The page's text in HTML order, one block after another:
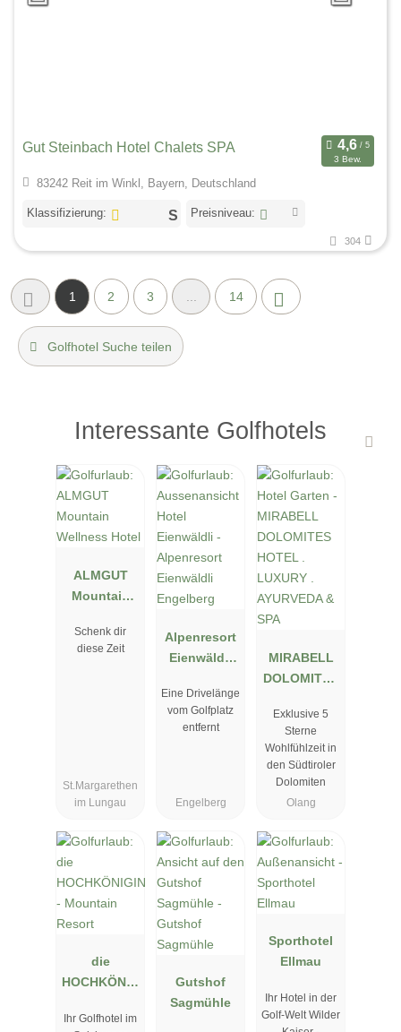
Gut Steinbach Hotel Chalets SPA
3 Bew.
83242 Reit im Winkl, Bayern, Deutschland
Klassifizierung: Preisniveau:
304
1 2 3 14
Golfhotel Suche teilen
Interessante Golfhotels
ALMGUT
Mountain
Hotel
Schenk dir
diese Zeit
St.Margarethen
im Lungau
Alpenresort
Eienwäldli
Eine Drivelänge
vom Golfplatz
entfernt
Engelberg
MIRABELL
DOLOMITES
LUXURY .
& SPA
Exklusive 5
Sterne
Wohlfühlzeit in
den Südtiroler
Dolomiten
Olang
die
HOCHKÖNIG
Mountain
Ihr Golfhotel im
Gutshof
Sagmühle
Sporthotel
Ellmau
Ihr Hotel in der
Golf-Welt Wilder